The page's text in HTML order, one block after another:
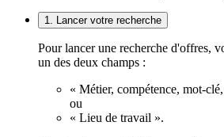
1. Lancer votre recherche
Pour lancer une recherche d'offres,
un des deux champs :
« Métier, compétence, mot-
ou
« Lieu de travail ».